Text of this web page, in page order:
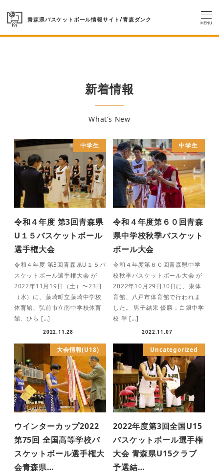
MENU
新着情報
What’s New
中学生
令和４年度 第3回青森県
U１５バスケットボール
選手権大会
令和４年度 第3回青森県U１５バ
スケットボール選手権大会 が
2022年11月19日（土）〜23日
（水）に、藤崎町立藤崎中学校
体育館、弘前市立南中学校体育
館、ひら […]
2022.11.28
中学生
令和４年度第６０回青森
県中学校秋季バスケット
ボール大会
令和４年度第６０回青森県中学
校秋季バスケットボール大会 が
2022年10月29日30日に、東体
育館、八戸市体育館で行われま
した。 男子結果 優勝：白銀中学
校 準 […]
2022.11.07
大会情報(U18)
ウインターカップ2022
第75回 全国高等学校バ
スケットボール選手権大
会青森県…
Uncategorized
2022年度第3回全国U15
バスケットボール選手権
大会 青森県U15クラブ
予選結…